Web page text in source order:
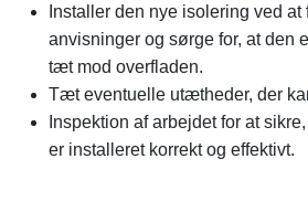
Installer den nye isolering ved
anvisninger og sørge for, at den
tæt mod overfladen.
Tæt eventuelle utætheder, der
Inspektion af arbejdet for at
er installeret korrekt og effektivt.